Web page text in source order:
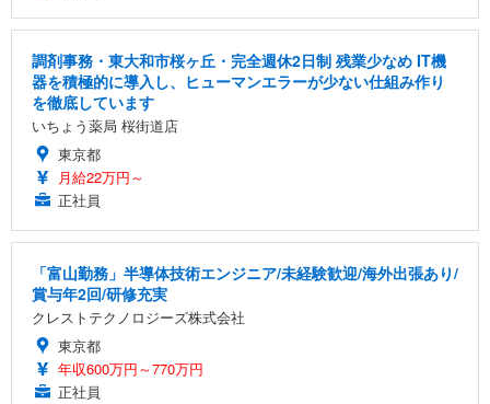
調剤事務・東大和市桜ヶ丘・完全週休2日制 残業少なめ IT機
器を積極的に導入し、ヒューマンエラーが少ない仕組み作り
を徹底しています
いちょう薬局 桜街道店
東京都
月給22万円～
正社員
「富山勤務」半導体技術エンジニア/未経験歓迎/海外出張あり/
賞与年2回/研修充実
クレストテクノロジーズ株式会社
東京都
年収600万円～770万円
正社員